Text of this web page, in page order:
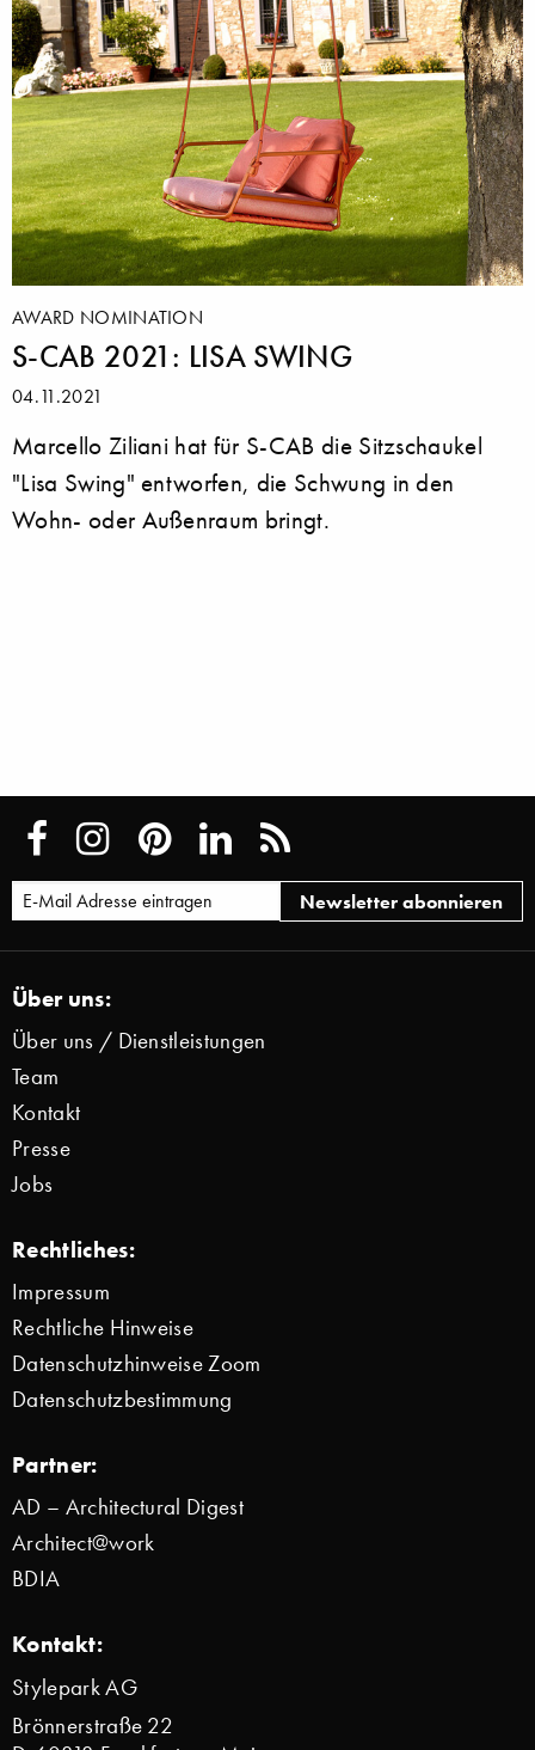
AWARD NOMINATION
S-CAB 2021: LISA SWING
04.11.2021
Marcello Ziliani hat für S-CAB die Sitzschaukel
"Lisa Swing" entworfen, die Schwung in den
Wohn- oder Außenraum bringt.
Über uns:
Über uns / Dienstleistungen
Team
Kontakt
Presse
Jobs
Rechtliches:
Impressum
Rechtliche Hinweise
Datenschutzhinweise Zoom
Datenschutzbestimmung
Partner:
AD – Architectural Digest
Architect@work
BDIA
Kontakt:
Stylepark AG
Brönnerstraße 22